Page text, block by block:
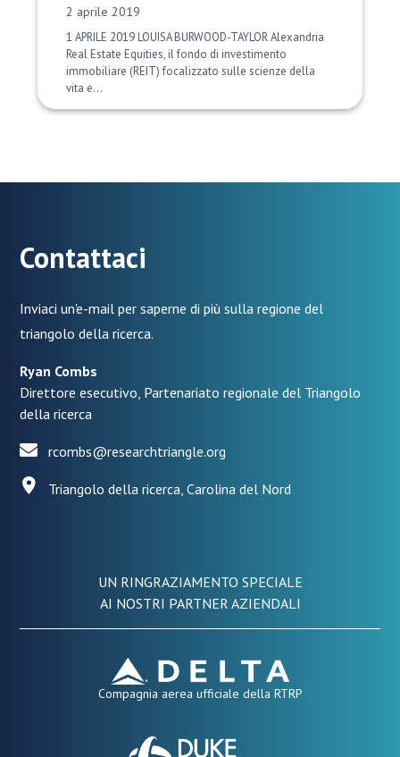
Data di pubblicazione:
2 aprile 2019
1 APRILE 2019 LOUISA BURWOOD-TAYLOR Alexandria
Real Estate Equities, il fondo di investimento
immobiliare (REIT) focalizzato sulle scienze della
vita e...
Contattaci
Inviaci un'e-mail per saperne di più sulla regione del
triangolo della ricerca.
Ryan Combs
Direttore esecutivo, Partenariato regionale del Triangolo
della ricerca
rcombs@researchtriangle.org
Triangolo della ricerca, Carolina del Nord
UN RINGRAZIAMENTO SPECIALE
AI NOSTRI PARTNER AZIENDALI
Compagnia aerea ufficiale della RTRP